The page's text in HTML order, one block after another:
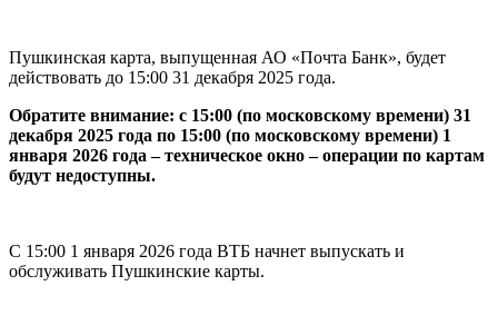
Пушкинская карта, выпущенная АО «Почта Банк», будет
действовать до 15:00 31 декабря 2025 года.
Обратите внимание: с 15:00 (по московскому времени) 31
декабря 2025 года по 15:00 (по московскому времени) 1
января 2026 года – техническое окно – операции по картам
будут недоступны.
С 15:00 1 января 2026 года ВТБ начнет выпускать и
обслуживать Пушкинские карты.